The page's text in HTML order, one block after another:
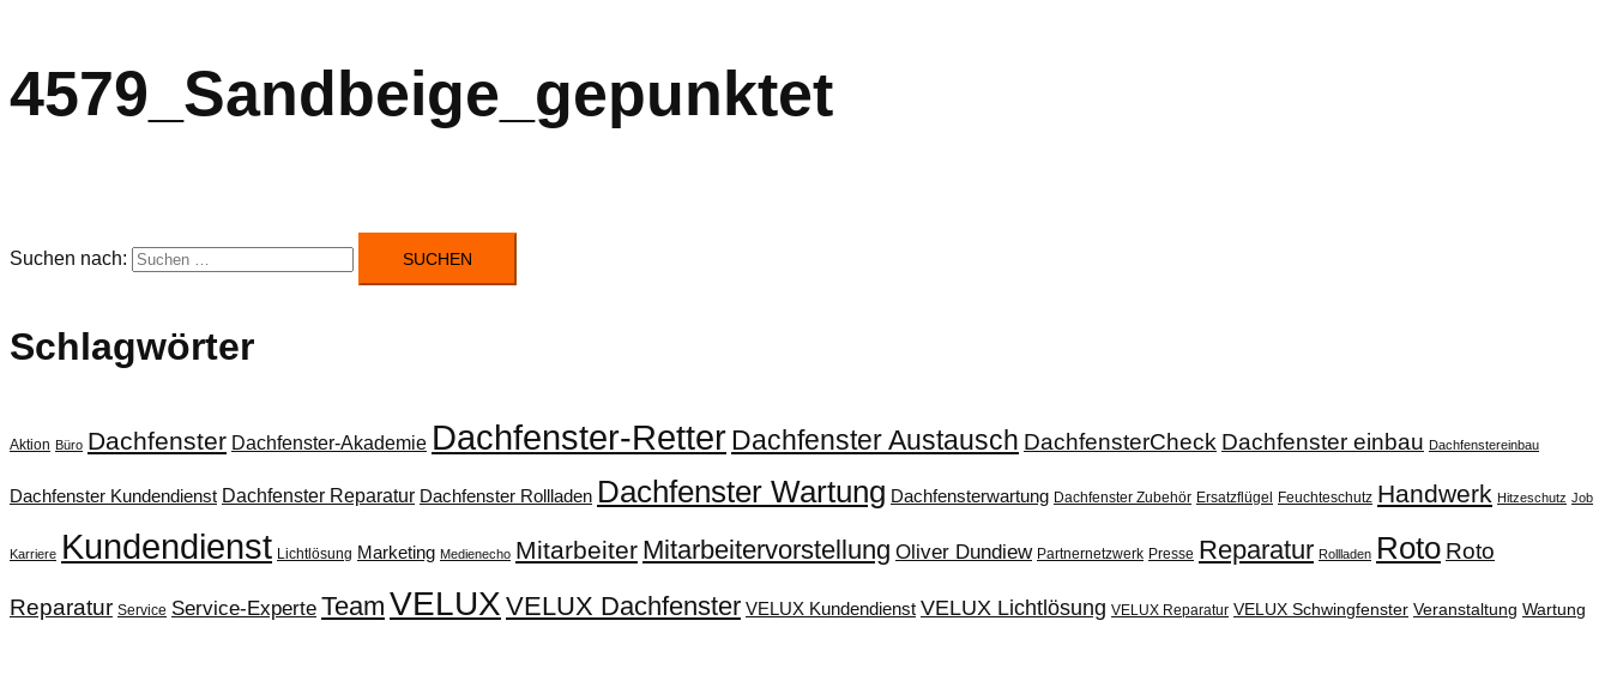
4579_Sandbeige_gepunktet
Suchen nach:
Schlagwörter
Aktion Büro Dachfenster Dachfenster-Akademie Dachfenster-RetterDachfenster Austausch DachfensterCheck Dachfenster einbau Dachfenstereinbau
Dachfenster Kundendienst Dachfenster Reparatur Dachfenster Rollladen Dachfenster Wartung Dachfensterwartung Dachfenster Zubehör Ersatzflügel Feuchteschutz Handwerk Hitzeschutz Job
Karriere Kundendienst Lichtlösung Marketing Medienecho Mitarbeiter Mitarbeitervorstellung Oliver Dundiew Partnernetzwerk Presse Reparatur Rollladen Roto Roto
Reparatur Service Service-Experte Team VELUX VELUX Dachfenster VELUX Kundendienst VELUX Lichtlösung VELUX Reparatur VELUX Schwingfenster Veranstaltung Wartung